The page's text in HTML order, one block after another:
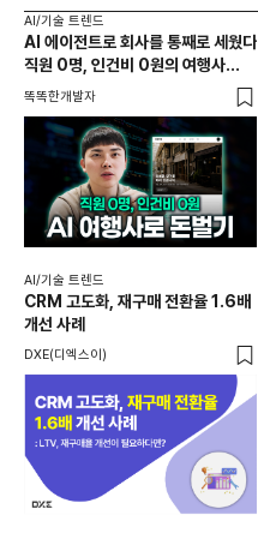
AI/기술 트렌드
AI 에이전트로 회사를 통째로 세웠다
직원 0명, 인건비 0원의 여행사
제작기
똑똑한개발자
AI/기술 트렌드
CRM 고도화, 재구매 전환율 1.6배
개선 사례
DXE(디엑스이)